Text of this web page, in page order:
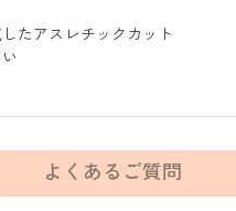
たアスレチックカット
よくあるご質問